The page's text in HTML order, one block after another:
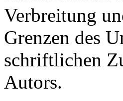
Verbreitung
Grenzen des
schriftlichen
Autors.